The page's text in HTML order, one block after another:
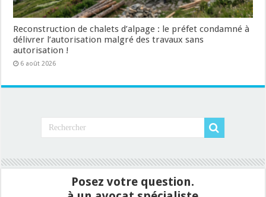
Reconstruction de chalets d’alpage : le préfet condamné à
délivrer l’autorisation malgré des travaux sans
autorisation !
6 août 2026
Posez votre question.